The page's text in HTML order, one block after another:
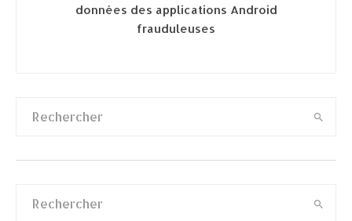
données des applications Android
frauduleuses